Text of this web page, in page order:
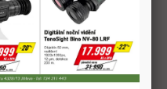
Ať už jen tak na
pochůzky do přírody
nebo na lov, myslivec